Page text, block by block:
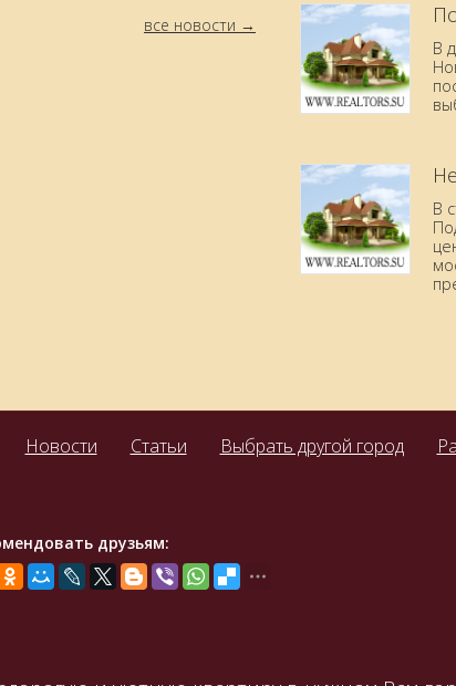
все новости
В
В
Новости Статьи Выбрать другой город
друзьям: